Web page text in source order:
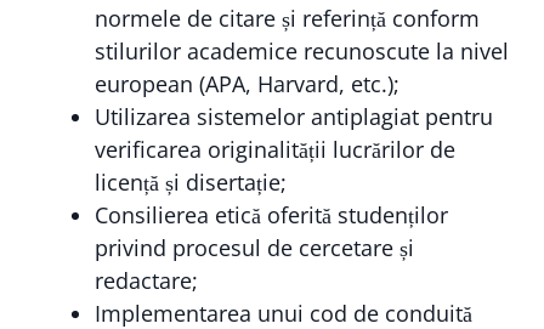
normele de citare și referință conform
stilurilor academice recunoscute la nivel
european (APA, Harvard, etc.);
Utilizarea sistemelor antiplagiat pentru
verificarea originalității lucrărilor de
licență și disertație;
Consilierea etică oferită studenților
privind procesul de cercetare și
redactare;
Implementarea unui cod de conduită